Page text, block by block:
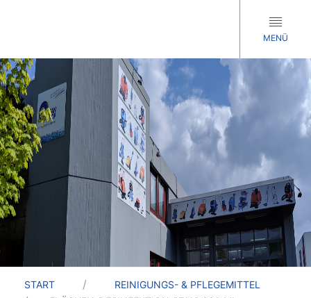
MENÜ
START
REINIGUNGS- & PFLEGEMITTEL